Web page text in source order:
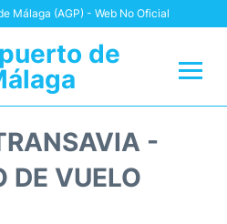
Málaga (AGP) - Web No Oficial
de
-
DE VUELO